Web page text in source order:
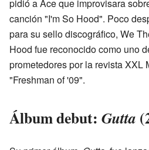
pidió a Ace que improvisara
canción "I'm So Hood". Poco
para su sello discográfico, We
Hood fue reconocido como uno
prometedores por la revista XXL
"Freshman of '09".
Álbum debut: Gutta